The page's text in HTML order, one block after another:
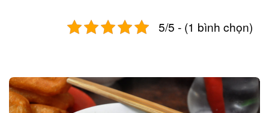
5/5 - (1 bình chọn)
Post
navigation